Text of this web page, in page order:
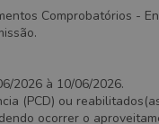
Comprobatórios -
2026 à 10/06/2026.
(PCD) ou
ocorrer o